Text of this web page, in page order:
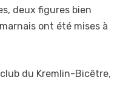
deux figures bien
ont été mises à
du Kremlin-Bicêtre,